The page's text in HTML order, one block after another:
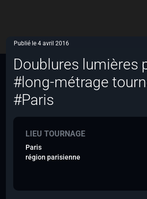
Publié le 4 avril 2016
Doublures lumières
#long-métrage
#Paris
LIEU TOURNAGE
Paris
région parisienne